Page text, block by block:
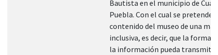
Bautista en el municipio de
Puebla. Con el cual se pretende
contenido del museo de una
inclusiva, es decir, que la forma
la información pueda